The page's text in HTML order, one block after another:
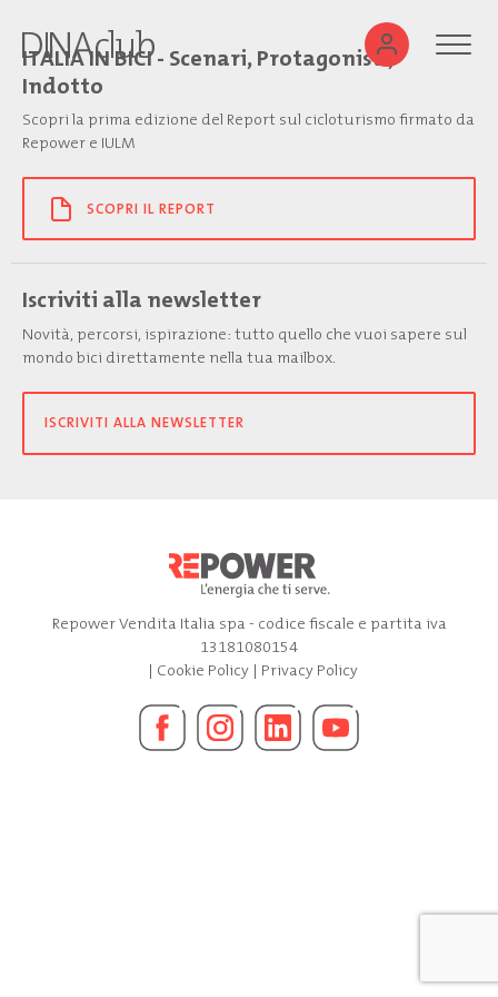
ITALIA IN BICI - Scenari, Protagonisti,
Indotto
Scopri la prima edizione del Report sul cicloturismo firmato da
Repower e IULM
SCOPRI IL REPORT
Iscriviti alla newsletter
Novità, percorsi, ispirazione: tutto quello che vuoi sapere sul
mondo bici direttamente nella tua mailbox.
ISCRIVITI ALLA NEWSLETTER
Repower Vendita Italia spa - codice fiscale e partita iva
13181080154
| Cookie Policy| Privacy Policy